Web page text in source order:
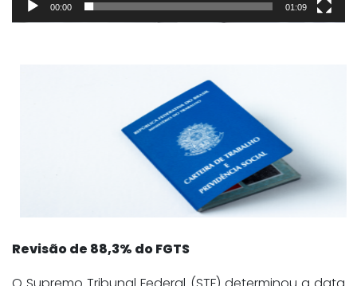
00:00 01:09
Revisão de 88,3% do FGTS